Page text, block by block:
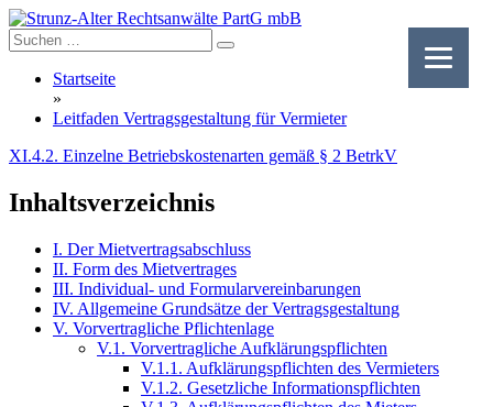
Skip
to
content
Startseite
»
Leitfaden Vertragsgestaltung für Vermieter
XI.4.2. Einzelne Betriebskostenarten gemäß § 2 BetrkV
Inhaltsverzeichnis
I. Der Mietvertragsabschluss
II. Form des Mietvertrages
III. Individual- und Formularvereinbarungen
IV. Allgemeine Grundsätze der Vertragsgestaltung
V. Vorvertragliche Pflichtenlage
V.1. Vorvertragliche Aufklärungspflichten
V.1.1. Aufklärungspflichten des Vermieters
V.1.2. Gesetzliche Informationspflichten